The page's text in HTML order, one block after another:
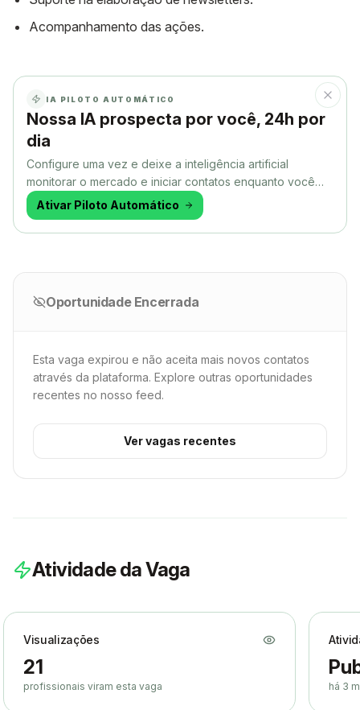
Acompanhamento das ações.
IA PILOTO AUTOMÁTICO
Nossa IA prospecta por você, 24h por
dia
Configure uma vez e deixe a inteligência artificial
monitorar o mercado e iniciar contatos enquanto você
faz outra coisa.
Ativar Piloto Automático
Oportunidade Encerrada
Esta vaga expirou e não aceita mais novos contatos
através da plataforma. Explore outras oportunidades
recentes no nosso feed.
Ver vagas recentes
Atividade da Vaga
Visualizações
21
profissionais viram esta vaga há 3